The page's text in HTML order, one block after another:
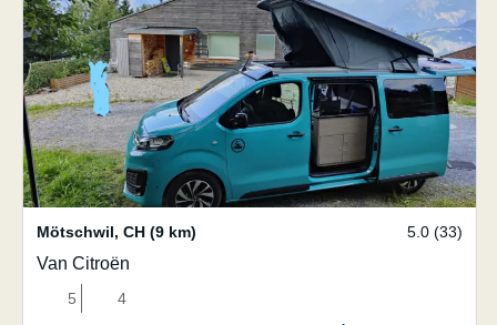
Mötschwil, CH (9 km) 5.0 (33)
Van Citroën
5 4